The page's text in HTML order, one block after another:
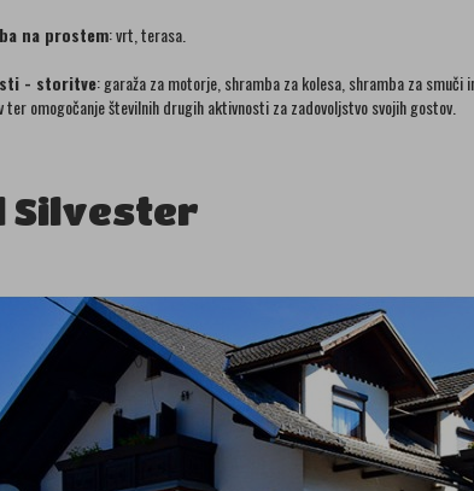
na prostem: vrt, terasa.
- storitve: garaža za motorje, shramba za kolesa, shramba za
ter omogočanje številnih drugih aktivnosti za zadovoljstvo svojih gostov.
Silvester